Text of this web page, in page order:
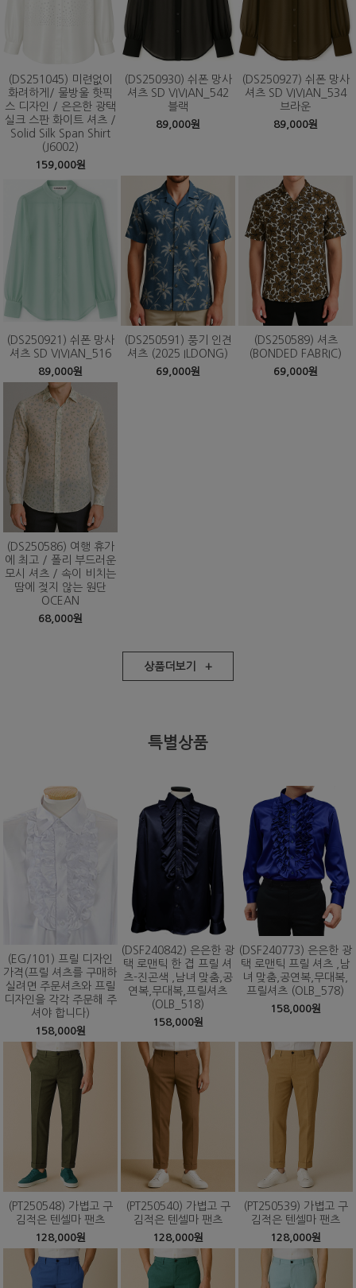
(DS251045) 미련없이
화려하게/ 물방울 핫픽
스 디자인 / 은은한 광택
실크 스판 화이트 셔츠 /
Solid Silk Span Shirt
(J6002)
159,000원
(DS250930) 쉬폰 망사
셔츠 SD VIVIAN_542
블랙
89,000원
(DS250927) 쉬폰 망사
셔츠 SD VIVIAN_534
브라운
89,000원
(DS250921) 쉬폰 망사
셔츠 SD VIVIAN_516
89,000원
(DS250591) 풍기 인견
셔츠 (2025 ILDONG)
69,000원
(DS250589) 셔츠
(BONDED FABRIC)
69,000원
(DS250586) 여행 휴가
에 최고 / 폴리 부드러운
모시 셔츠 / 속이 비치는
땀에 젖지 않는 원단
OCEAN
68,000원
상품더보기 +
특별상품
(EG/101) 프릴 디자인
가격(프릴 셔츠를 구매하
실려면 주문셔츠와 프릴
디자인을 각각 주문해 주
셔야 합니다)
158,000원
(DSF240842) 은은한 광
택 로맨틱 한 겹 프릴 셔
츠-진곤색 ,남녀 맞춤,공
연복,무대복,프릴셔츠
(OLB_518)
158,000원
(DSF240773) 은은한 광
택 로맨틱 프릴 셔츠 ,남
녀 맞춤,공연복,무대복,
프릴셔츠 (OLB_578)
158,000원
(PT250548) 가볍고 구
김적은 텐셀마 팬츠
128,000원
(PT250540) 가볍고 구
김적은 텐셀마 팬츠
128,000원
(PT250539) 가볍고 구
김적은 텐셀마 팬츠
128,000원